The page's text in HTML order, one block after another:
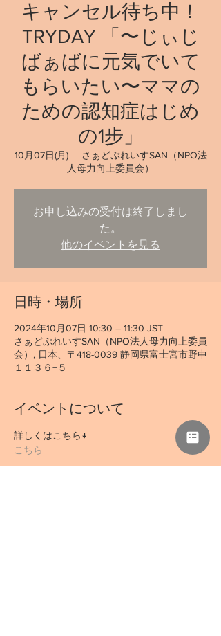
キャンセル待ち中！
TRYDAY 「〜じぃじ
ばぁばに元気でいて
もらいたい〜ママの
ための認知症はじめ
の1步」
10月07日(月)
  |
さぁどぷれいすSAN（NPO法
人母力向上委員会）
お申し込みの受付は終了しまし
た。
他のイベントを見る
日時・場所
2024年10月07日 10:30 – 11:30 JST
さぁどぷれいすSAN（NPO法人母力向上委員
会）, 日本、〒418-0039 静岡県富士宮市野中
１１３６−５
イベントについて
詳しくはこちら↓
こちら